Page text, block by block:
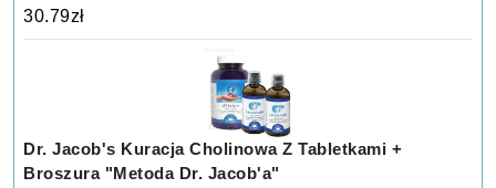
30.79zł
Dr. Jacob's Kuracja Cholinowa Z Tabletkami +
Broszura "Metoda Dr. Jacob'a"